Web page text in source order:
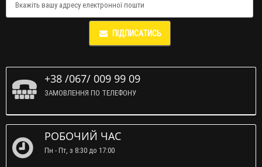
ПІДПИСАТИСЬ
+38 /067/ 009 99 09
ЗАМОВЛЕННЯ ПО ТЕЛЕФОНУ
РОБОЧИЙ ЧАС
Пн - Пт, з 8:30 до 17:00